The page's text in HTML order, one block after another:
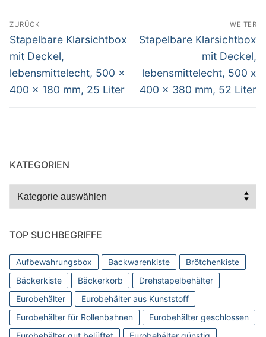
Beitragsnavigation
ZURÜCK
Vorheriger
Beitrag:
Stapelbare Klarsichtbox
mit Deckel,
lebensmittelecht, 500 x
400 x 180 mm, 25 Liter
WEITER
Nächster
Stapelbare Klarsichtbox
mit Deckel,
lebensmittelecht, 500 x
400 x 380 mm, 52 Liter
KATEGORIEN
Kategorien
TOP SUCHBEGRIFFE
Aufbewahrungsbox Backwarenkiste
Brötchenkiste
Bäckerkiste
Bäckerkorb
Drehstapelbehälter
Eurobehälter
Eurobehälter aus Kunststoff
Eurobehälter für Rollenbahnen
Eurobehälter geschlossen